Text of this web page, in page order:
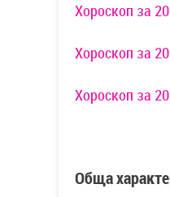
Хороскоп за
Хороскоп за
Хороскоп за
Обща